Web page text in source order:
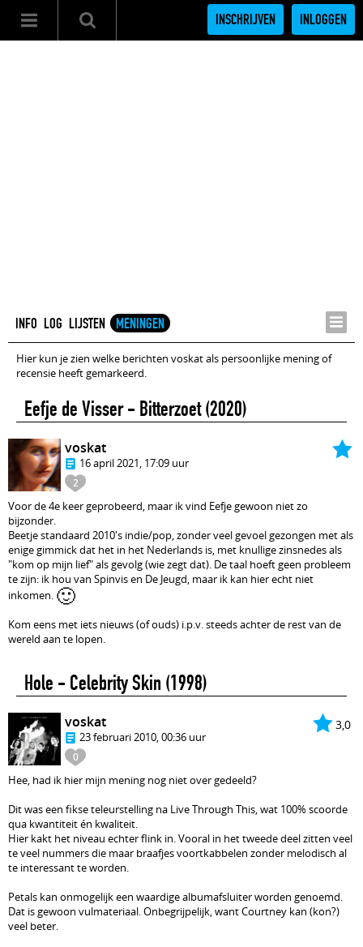
INSCHRIJVEN INLOGGEN
INFO LOG LIJSTEN MENINGEN
Hier kun je zien welke berichten voskat als persoonlijke mening of
recensie heeft gemarkeerd.
Eefje de Visser - Bitterzoet(2020)
2
voskat
16 april 2021, 17:09 uur
Voor de 4e keer geprobeerd, maar ik vind Eefje gewoon niet zo
bijzonder.
Beetje standaard 2010's indie/pop, zonder veel gevoel gezongen met als
enige gimmick dat het in het Nederlands is, met knullige zinsnedes als
"kom op mijn lief" als gevolg (wie zegt dat). De taal hoeft geen probleem
te zijn: ik hou van Spinvis en De Jeugd, maar ik kan hier echt niet
inkomen. 🙂
Kom eens met iets nieuws (of ouds) i.p.v. steeds achter de rest van de
wereld aan te lopen.
Hole - Celebrity Skin (1998)
3,0
0
voskat
23 februari 2010, 00:36 uur
Hee, had ik hier mijn mening nog niet over gedeeld?
Dit was een fikse teleurstelling na Live Through This, wat 100% scoorde
qua kwantiteit én kwaliteit.
Hier kakt het niveau echter flink in. Vooral in het tweede deel zitten veel
te veel nummers die maar braafjes voortkabbelen zonder melodisch al
te interessant te worden.
Petals kan onmogelijk een waardige albumafsluiter worden genoemd.
Dat is gewoon vulmateriaal. Onbegrijpelijk, want Courtney kan (kon?)
veel beter.